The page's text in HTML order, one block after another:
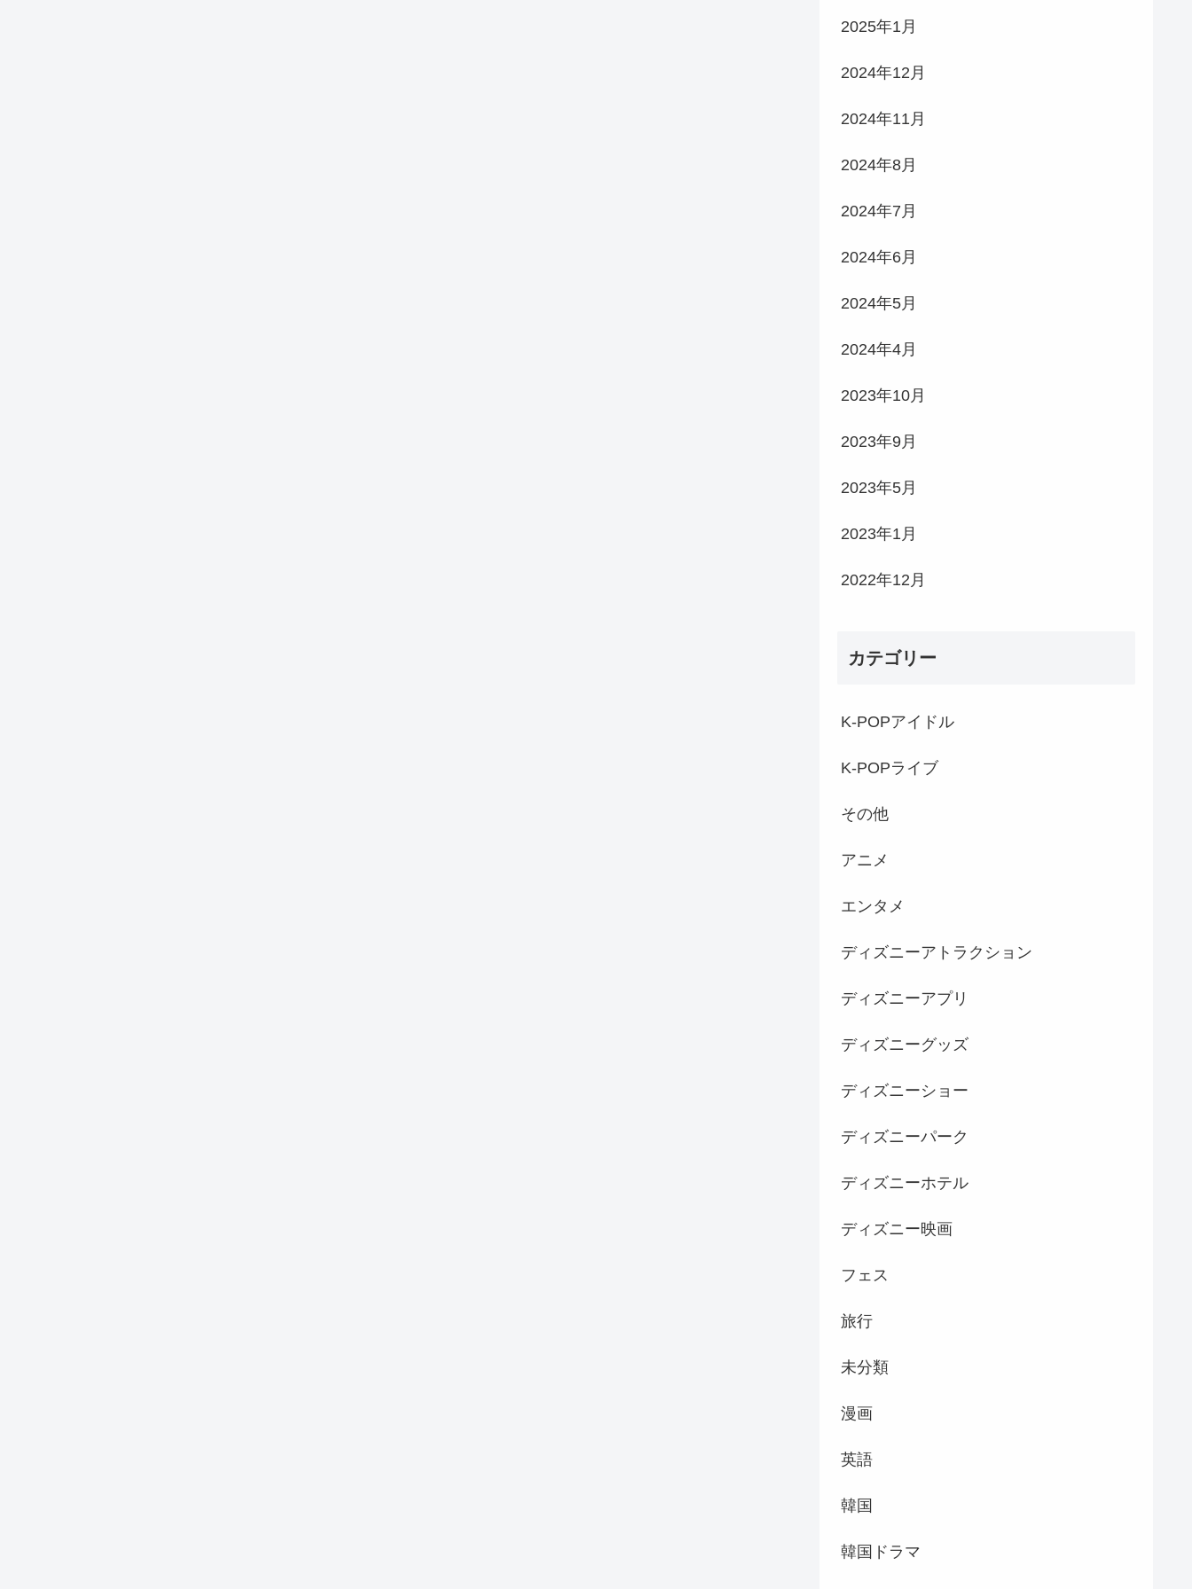
2025年1月
2024年12月
2024年11月
2024年8月
2024年7月
2024年6月
2024年5月
2024年4月
2023年10月
2023年9月
2023年5月
2023年1月
2022年12月
カテゴリー
K-POPアイドル
K-POPライブ
その他
アニメ
エンタメ
ディズニーアトラクション
ディズニーアプリ
ディズニーグッズ
ディズニーショー
ディズニーパーク
ディズニーホテル
ディズニー映画
フェス
旅行
未分類
漫画
英語
韓国
韓国ドラマ